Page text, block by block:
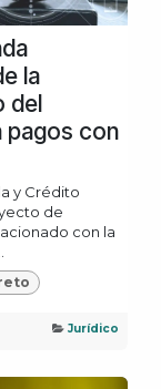
la
del
pagos con
y Crédito
de
con la
Jurídico